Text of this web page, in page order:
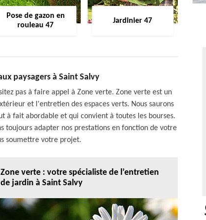
Pose de gazon en
rouleau 47
Jardinier 47
paysagers à Saint Salvy
pas à faire appel à Zone verte. Zone verte est un
et l'entretien des espaces verts. Nous saurons
à fait abordable et qui convient à toutes les bourses.
toujours adapter nos prestations en fonction de votre
soumettre votre projet.
Zone verte : votre spécialiste de l’entretien
de jardin à Saint Salvy